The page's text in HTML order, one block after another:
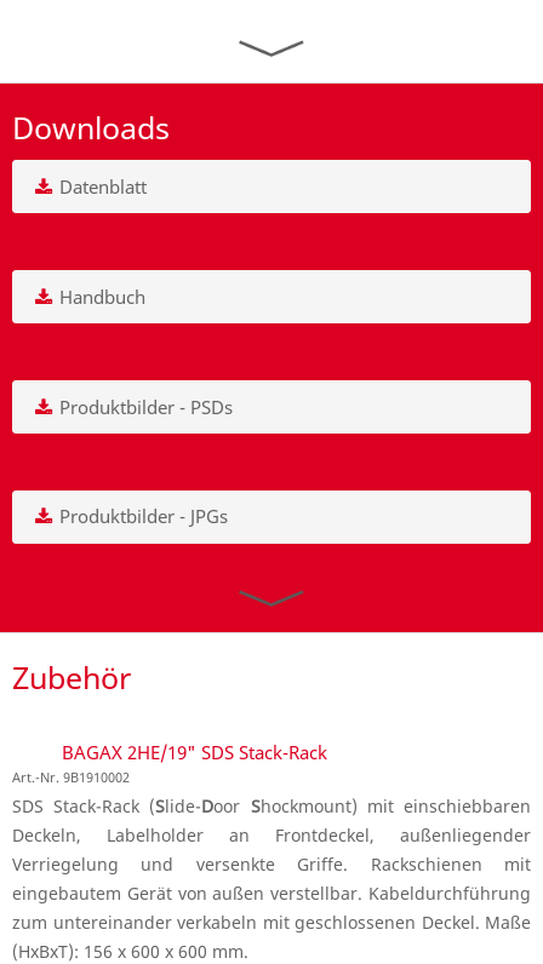
Downloads
Datenblatt
Handbuch
Produktbilder - PSDs
Produktbilder - JPGs
Zubehör
BAGAX 2HE/19" SDS Stack-Rack
Art.-Nr. 9B1910002
SDS Stack-Rack (Slide-Door Shockmount) mit einschiebbaren
Deckeln, Labelholder an Frontdeckel, außenliegender
Verriegelung und versenkte Griffe. Rackschienen mit
eingebautem Gerät von außen verstellbar. Kabeldurchführung
zum untereinander verkabeln mit geschlossenen Deckel. Maße
(HxBxT): 156 x 600 x 600 mm.